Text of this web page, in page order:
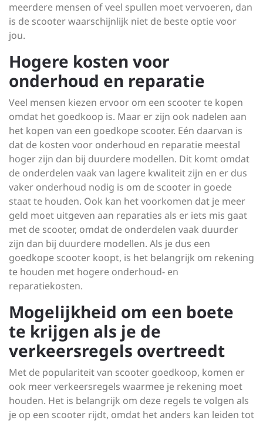
meerdere mensen of veel spullen moet vervoeren, dan
is de scooter waarschijnlijk niet de beste optie voor
jou.
Hogere kosten voor
onderhoud en reparatie
Veel mensen kiezen ervoor om een scooter te kopen
omdat het goedkoop is. Maar er zijn ook nadelen aan
het kopen van een goedkope scooter. Eén daarvan is
dat de kosten voor onderhoud en reparatie meestal
hoger zijn dan bij duurdere modellen. Dit komt omdat
de onderdelen vaak van lagere kwaliteit zijn en er dus
vaker onderhoud nodig is om de scooter in goede
staat te houden. Ook kan het voorkomen dat je meer
geld moet uitgeven aan reparaties als er iets mis gaat
met de scooter, omdat de onderdelen vaak duurder
zijn dan bij duurdere modellen. Als je dus een
goedkope scooter koopt, is het belangrijk om rekening
te houden met hogere onderhoud- en
reparatiekosten.
Mogelijkheid om een boete
te krijgen als je de
verkeersregels overtreedt
Met de populariteit van scooter goedkoop, komen er
ook meer verkeersregels waarmee je rekening moet
houden. Het is belangrijk om deze regels te volgen als
je op een scooter rijdt, omdat het anders kan leiden tot